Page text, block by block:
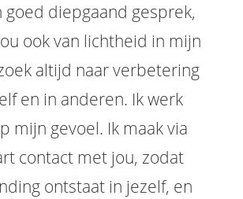
goed diepgaand gesprek,
ook van lichtheid in mijn
altijd naar verbetering
en in anderen. Ik werk
mijn gevoel. Ik maak via
contact met jou, zodat
ontstaat in jezelf, en